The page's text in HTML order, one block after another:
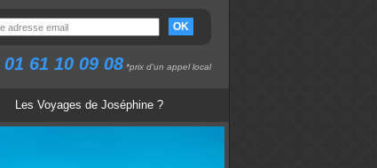
OK
01 61 10 09 08 *prix d'un appel local
Les Voyages de Joséphine ?